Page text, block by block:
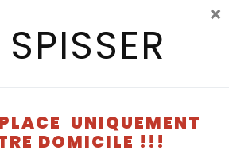
×
UNIQUEMENT
DOMICILE !!!
Haguenau